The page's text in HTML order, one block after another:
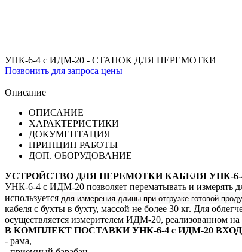
УНК-6-4 с ИДМ-20 - СТАНОК ДЛЯ ПЕРЕМОТКИ
Позвонить для запроса цены
Описание
ОПИСАНИЕ
ХАРАКТЕРИСТИКИ
ДОКУМЕНТАЦИЯ
ПРИНЦИП РАБОТЫ
ДОП. ОБОРУДОВАНИЕ
УСТРОЙСТВО ДЛЯ ПЕРЕМОТКИ КАБЕЛЯ УНК-6-
УНК-6-4 с ИДМ-20 позволяет перематывать и измерять
используется для измерения длины при отгрузке готовой
кабеля с бухты в бухту, массой не более 30 кг. Для
осуществляется измерителем ИДМ-20, реализованном
В КОМПЛЕКТ ПОСТАВКИ УНК-6-4 с ИДМ-20
- рама,